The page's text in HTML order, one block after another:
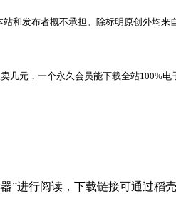
和发布者概不承担。除标明原创外均
元，一个永久会员能下载全站100%电
”进行阅读，下载链接可通过稻